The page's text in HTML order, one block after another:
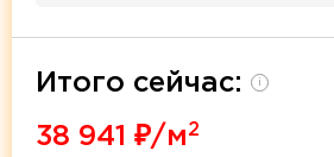
Итого сейчас: i
38 941 ₽/м 2